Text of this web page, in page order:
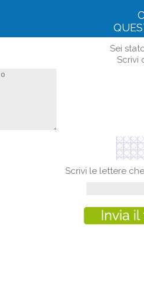
Sei
Scrivi
Scrivi le lettere